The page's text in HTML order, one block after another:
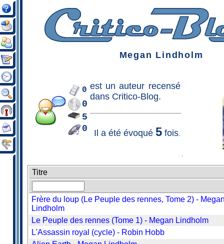
Megan Lindholm
0
0
5
0
est unauteur recensé
dans Critico-Blog.
Il a été évoqué 5fois.
Titre
Frère du loup (Le Peuple des rennes, Tome 2) -
Lindholm
Le Peuple des rennes (Tome 1) - Megan Lindholm
L'Assassin royal (cycle) - Robin Hobb